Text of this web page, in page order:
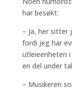
har besøkt:
– Ja, her sitter
fordi jeg har
utleieenheten
en del under
– Musikeren